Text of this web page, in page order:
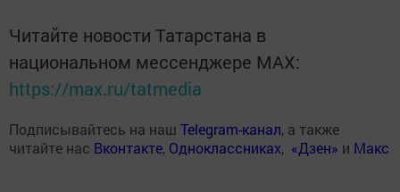
Читайте новости Татарстана в
национальном мессенджере MАХ:
https://max.ru/tatmedia
Подписывайтесь на наш Telegram-канал, а также
читайте нас Вконтакте, Одноклассниках, «Дзен» и Макс